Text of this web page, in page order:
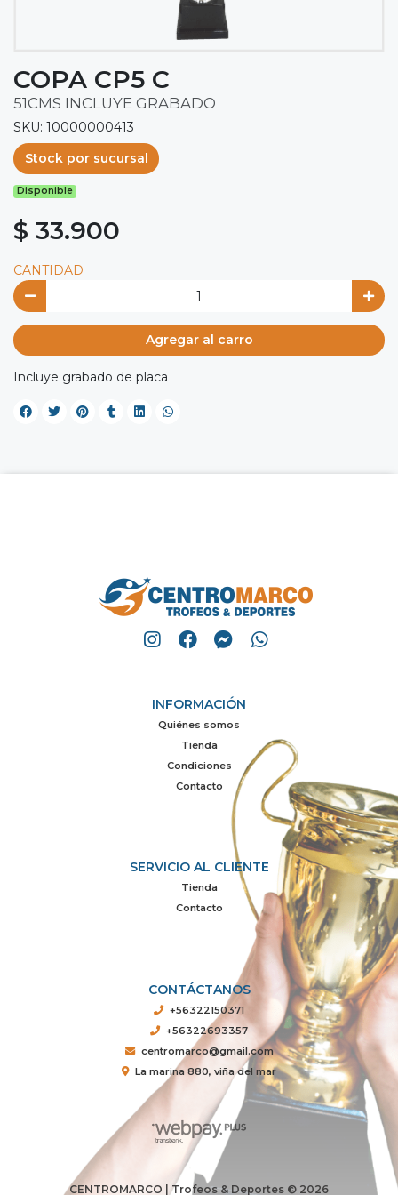
COPA CP5 C
51CMS INCLUYE GRABADO
SKU: 10000000413
Stock por sucursal
Disponible
$ 33.900
CANTIDAD
Agregar al carro
Incluye grabado de placa
INFORMACIÓN
Quiénes somos
Tienda
Condiciones
Contacto
SERVICIO AL CLIENTE
Tienda
Contacto
CONTÁCTANOS
+56322150371
+56322693357
centromarco@gmail.com
La marina 880, viña del mar
CENTROMARCO | Trofeos & Deportes © 2026